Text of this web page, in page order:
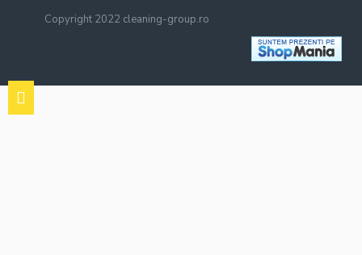
Copyright 2022 cleaning-group.ro